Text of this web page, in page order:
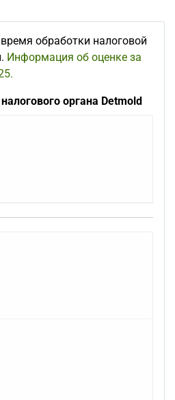
время обработки налоговой
Информация об оценке за
органа Detmold